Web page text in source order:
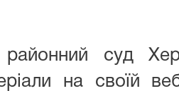
суд
на своїй